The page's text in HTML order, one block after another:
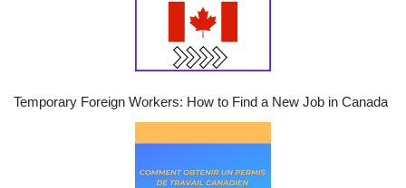
Temporary Foreign Workers: How to Find a New Job in Canada